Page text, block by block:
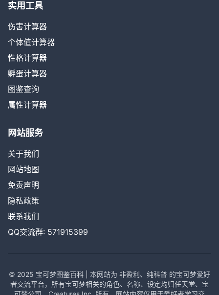
实用工具
伤害计算器
个体值计算器
性格计算器
孵蛋计算器
图鉴查询
属性计算器
网站服务
关于我们
网站地图
免责声明
隐私政策
联系我们
QQ交流群: 571915399
© 2025 宝可梦图鉴百科 | 本网站为 非盈利、纯科普 的宝可梦爱好
者交流平台，所有宝可梦相关的角色、名称、设定均归任天堂、宝